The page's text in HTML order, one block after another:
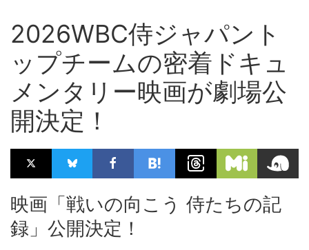
2026WBC侍ジャパント
ップチームの密着ドキュ
メンタリー映画が劇場公
開決定！
映画「戦いの向こう 侍たちの記
録」公開決定！